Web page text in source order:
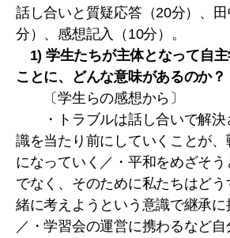
話し合いと質疑応答（20分）、
分）、感想記入（10分）。
1) 学生たちが主体となって自
ことに、どんな意味があるのか？
〔学生らの感想から〕
・トラブルは話し合いで解決
識を当たり前にしていくことが
になっていく／・平和をめざそ
でなく、そのために私たちはど
緒に考えようという意識で継承
／・学習会の運営に携わるなど